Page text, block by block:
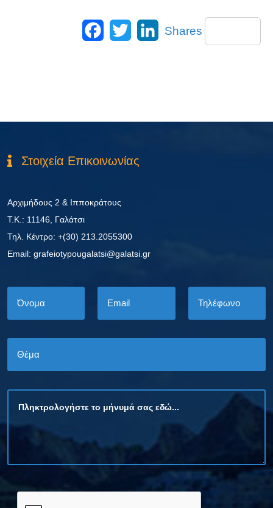
Facebook
Twitter LinkedIn
Shares
Στοιχεία Επικοινωνίας
Αρχιμήδους 2 & Ιπποκράτους
Τ.Κ.: 11146, Γαλάτσι
Τηλ. Κέντρο: +(30) 213.2055300
Εmail: grafeiotypougalatsi@galatsi.gr